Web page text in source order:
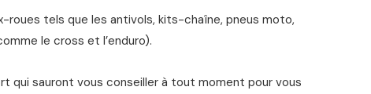
roues tels que les antivols, kits-chaîne, pneus moto,
le cross et l’enduro).
qui sauront vous conseiller à tout moment pour vous